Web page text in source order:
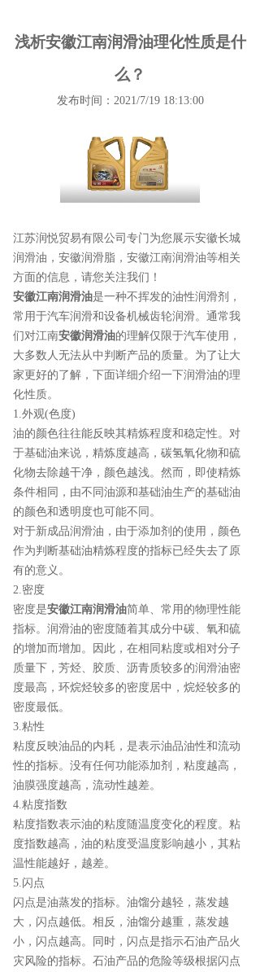
浅析安徽江南润滑油理化性质是什
么？
发布时间：2021/7/19 18:13:00
江苏润悦贸易有限公司专门为您展示安徽长城
润滑油 ，安徽润滑脂，安徽江南润滑油等相关
方面的信息，请您关注我们！
安徽江南润滑油是一种不挥发的油性润滑剂，
常用于汽车润滑和设备机械齿轮润滑。通常我
们对江南安徽润滑油的理解仅限于汽车使用，
大多数人无法从中判断产品的质量。为了让大
家更好的了解，下面详细介绍一下润滑油的理
化性质。
1.外观(色度)
油的颜色往往能反映其精炼程度和稳定性。对
于基础油来说，精炼度越高，碳氢氧化物和硫
化物去除越干净，颜色越浅。然而，即使精炼
条件相同，由不同油源和基础油生产的基础油
的颜色和透明度也可能不同。
对于新成品润滑油，由于添加剂的使用，颜色
作为判断基础油精炼程度的指标已经失去了原
有的意义。
2.密度
密度是安徽江南润滑油简单、常用的物理性能
指标。润滑油的密度随着其成分中碳、氧和硫
的增加而增加。因此，在相同粘度或相对分子
质量下，芳烃、胶质、沥青质较多的润滑油密
度最高，环烷烃较多的密度居中，烷烃较多的
密度最低。
3.粘性
粘度反映油品的内耗，是表示油品油性和流动
性的指标。没有任何功能添加剂，粘度越高，
油膜强度越高，流动性越差。
4.粘度指数
粘度指数表示油的粘度随温度变化的程度。粘
度指数越高，油的粘度受温度影响越小，其粘
温性能越好，越差。
5.闪点
闪点是油蒸发的指标。油馏分越轻，蒸发越
大，闪点越低。相反，油馏分越重，蒸发越
小，闪点越高。同时，闪点是指示石油产品火
灾风险的指标。石油产品的危险等级根据闪点